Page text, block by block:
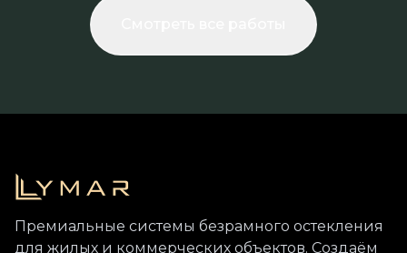
Премиальные системы безрамного остекления
для жилых и коммерческих объектов. Создаём